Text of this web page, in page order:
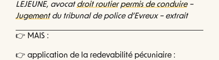
LEJEUNE, avocat droit routier permis de conduire–
Jugementdu tribunal de police d’Evreux – extrait
👉 MAIS :
👉 application de la redevabilité pécuniaire :